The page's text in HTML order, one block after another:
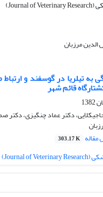
الدین مرزبان
به تیلریا در گوسفند و ارتباط
قائم شهر
دکتر عماد چنگیزی، دکتر
303.17 K